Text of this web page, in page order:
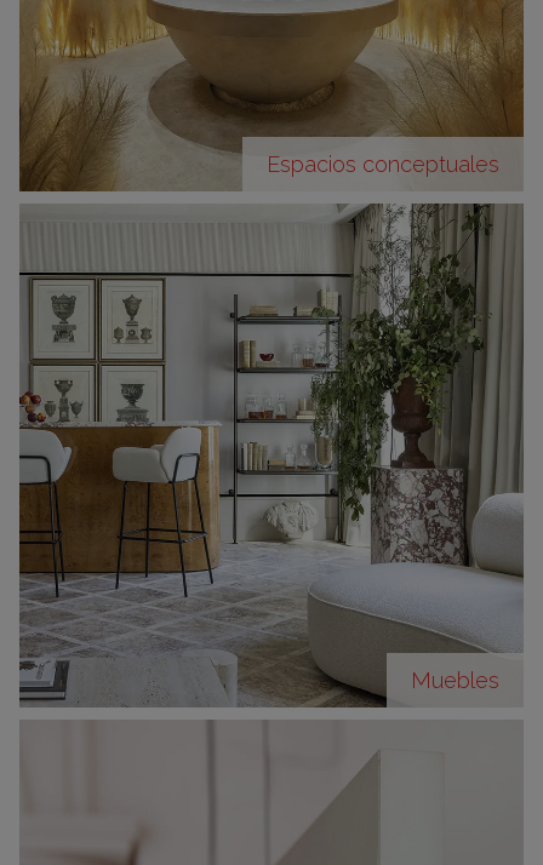
Espacios conceptuales
Muebles